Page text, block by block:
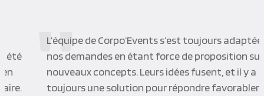
L’équipe de Corpo’Events s’est toujours adaptée à
nos demandes en étant force de proposition sur de
nouveaux concepts. Leurs idées fusent, et il y a
toujours une solution pour répondre favorablement.